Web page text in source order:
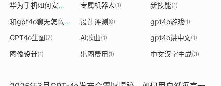
华为手机如何安装gpt4o (1)
专属机器人 (1) 新技能(1)
和gpt4o聊天怎么操作 (1)
设计评测(0) gpt4o游戏(1)
GPT4o生图(7) AI歌曲(1) gpt4o讲中文(1)
图像设计(1) 出图费用(1) 中文汉字生成(3)